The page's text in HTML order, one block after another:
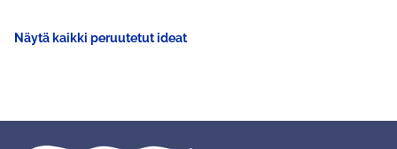
Näytä kaikki peruutetut ideat